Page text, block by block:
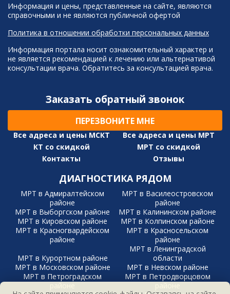
Информация и цены, представленные на сайте, являются
справочными и не являются публичной офертой
Политика в отношении обработки персональных данных
Информация портала носит ознакомительный характер и
не является рекомендацией к лечению или альтернативой
консультации врача. Обратитесь за консультацией врача.
Заказать обратный звонок
ПЕРЕЗВОНИТЕ МНЕ
Все адреса и цены МСКТ
Все адреса и цены МРТ
КТ со скидкой
МРТ со скидкой
Контакты
Отзывы
ДИАГНОСТИКА РЯДОМ
МРТ в Адмиралтейском
районе
МРТ в Василеостровском
районе
МРТ в Выборгском районе
МРТ в Калининском районе
МРТ в Кировском районе
МРТ в Колпинском районе
МРТ в Красногвардейском
районе
МРТ в Красносельском
районе
МРТ в Курортном районе
МРТ в Ленинградской
области
МРТ в Московском районе
МРТ в Невском районе
МРТ в Петроградском
районе
МРТ в Петродворцовом
районе